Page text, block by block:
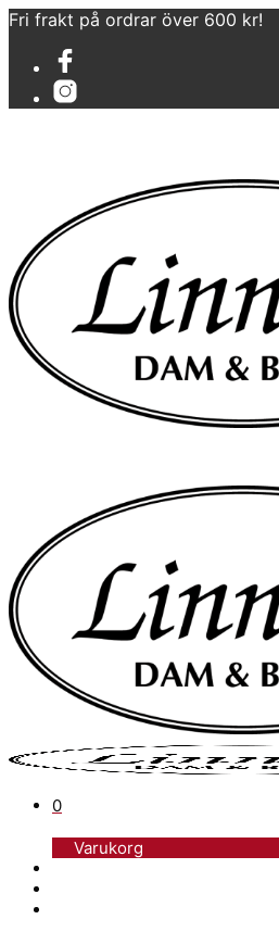
Fri frakt på ordrar över 600 kr!
0
Varukorg